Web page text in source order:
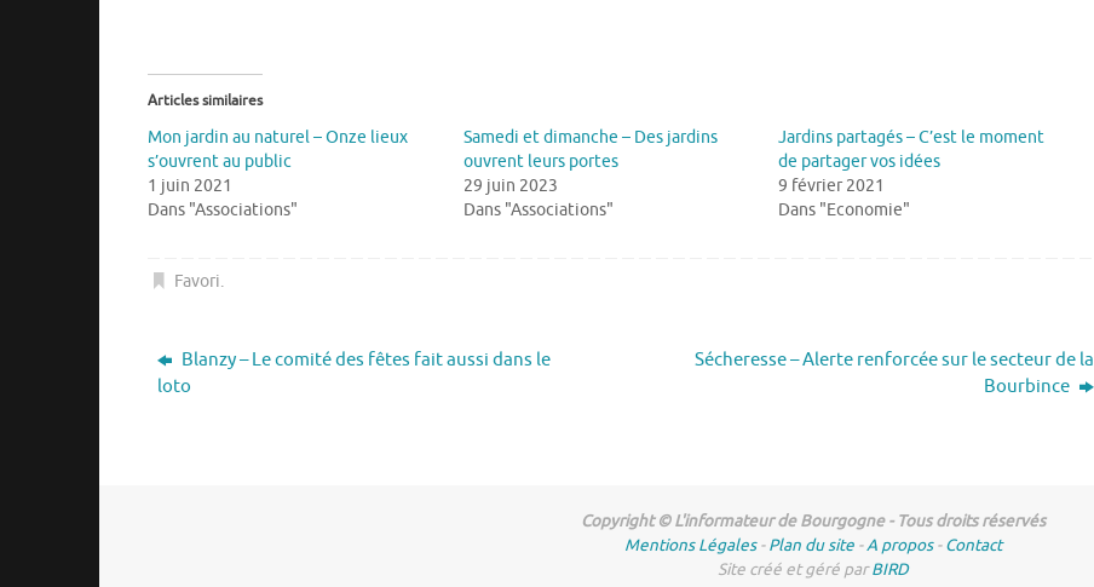
Articles similaires
Mon jardin au naturel – Onze lieux
s’ouvrent au public
1 juin 2021
Dans "Associations"
Samedi et dimanche – Des jardins
ouvrent leurs portes
29 juin 2023
Dans "Associations"
Jardins partagés – C’est le moment
de partager vos idées
9 février 2021
Dans "Economie"
Favori.
Blanzy – Le comité des fêtes fait aussi dans le
loto
Sécheresse – Alerte renforcée sur le secteur de la
Bourbince
Copyright © L'informateur de Bourgogne - Tous droits réservés
Mentions Légales-Plan du site -A propos-Contact
Site créé et géré parBIRD